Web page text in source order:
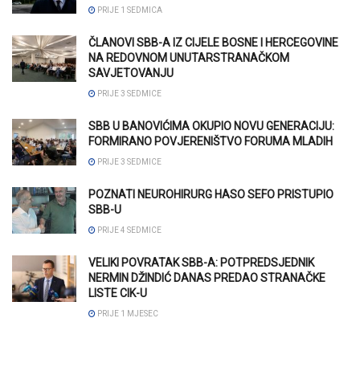
PRIJE 1 SEDMICA
ČLANOVI SBB-A IZ CIJELE BOSNE I HERCEGOVINE
NA REDOVNOM UNUTARSTRANAČKOM
SAVJETOVANJU
PRIJE 3 SEDMICE
SBB U BANOVIĆIMA OKUPIO NOVU GENERACIJU:
FORMIRANO POVJERENIŠTVO FORUMA MLADIH
PRIJE 3 SEDMICE
POZNATI NEUROHIRURG HASO SEFO PRISTUPIO
SBB-U
PRIJE 4 SEDMICE
VELIKI POVRATAK SBB-A: POTPREDSJEDNIK
NERMIN DŽINDIĆ DANAS PREDAO STRANAČKE
LISTE CIK-U
PRIJE 1 MJESEC